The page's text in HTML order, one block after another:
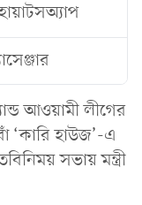
আওয়ামী লীগের
‘কারি হাউজ’-এ
সভায় মন্ত্রী